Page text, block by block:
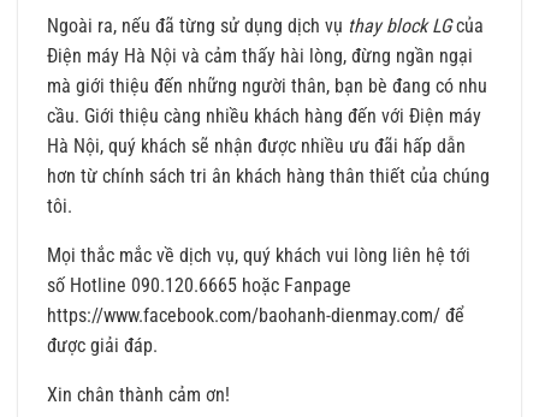
Ngoài ra, nếu đã từng sử dụng dịch vụ thay block LGcủa
Điện máy Hà Nội và cảm thấy hài lòng, đừng ngần ngại
mà giới thiệu đến những người thân, bạn bè đang có nhu
cầu. Giới thiệu càng nhiều khách hàng đến với Điện máy
Hà Nội, quý khách sẽ nhận được nhiều ưu đãi hấp dẫn
hơn từ chính sách tri ân khách hàng thân thiết của chúng
tôi.
Mọi thắc mắc về dịch vụ, quý khách vui lòng liên hệ tới
số Hotline 090.120.6665 hoặc Fanpage
https://www.facebook.com/baohanh-dienmay.com/ để
được giải đáp.
Xin chân thành cảm ơn!